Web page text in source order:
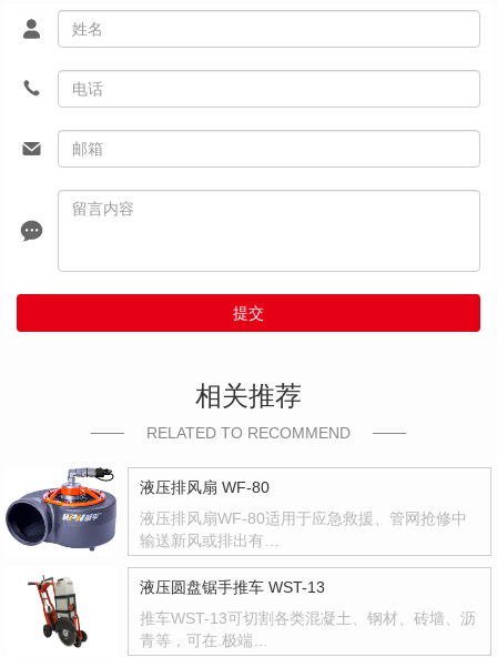
提交
相关推荐
RELATED TO RECOMMEND
液压排风扇 WF-80
液压排风扇WF-80适用于应急救援、管网抢修中
输送新风或排出有…
液压圆盘锯手推车 WST-13
推车WST-13可切割各类混凝土、钢材、砖墙、沥
青等，可在.极端…